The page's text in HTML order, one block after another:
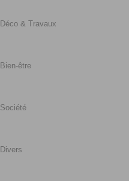
Déco & Travaux
Bien-être
Société
Divers